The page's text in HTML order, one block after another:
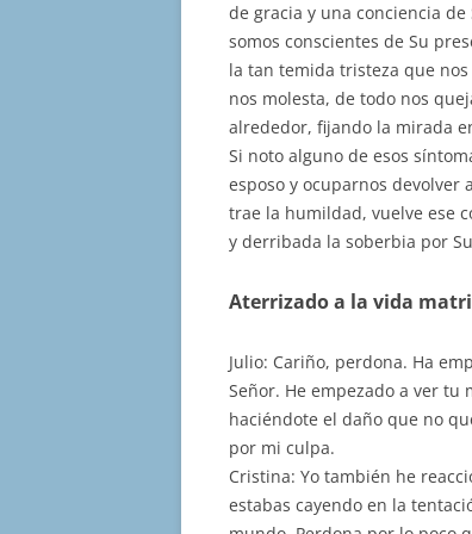
de gracia y una conciencia
somos conscientes de Su
la tan temida tristeza que
nos molesta, de todo nos
alrededor, fijando la mirada
Si noto alguno de esos
esposo y ocuparnos
trae la humildad, vuelve ese
y derribada la soberbia por
Aterrizado a la vida
Julio: Cariño, perdona. Ha
Señor. He empezado a ver
haciéndote el daño que no
por mi culpa.
Cristina: Yo también he
estabas cayendo en la